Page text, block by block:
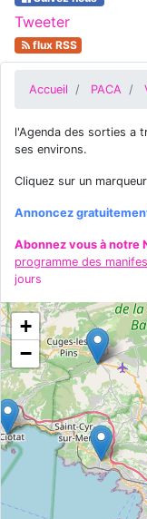
Tweeter
flux RSS
Accueil PACA
l'Agenda des sorties a
ses environs.
Cliquez sur un marqueur
Annoncez
Abonnez vous à notre
programme des
jours
+
−